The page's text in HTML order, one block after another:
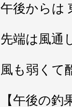
午後からは
先端は風通
風も弱くて
【午後の釣